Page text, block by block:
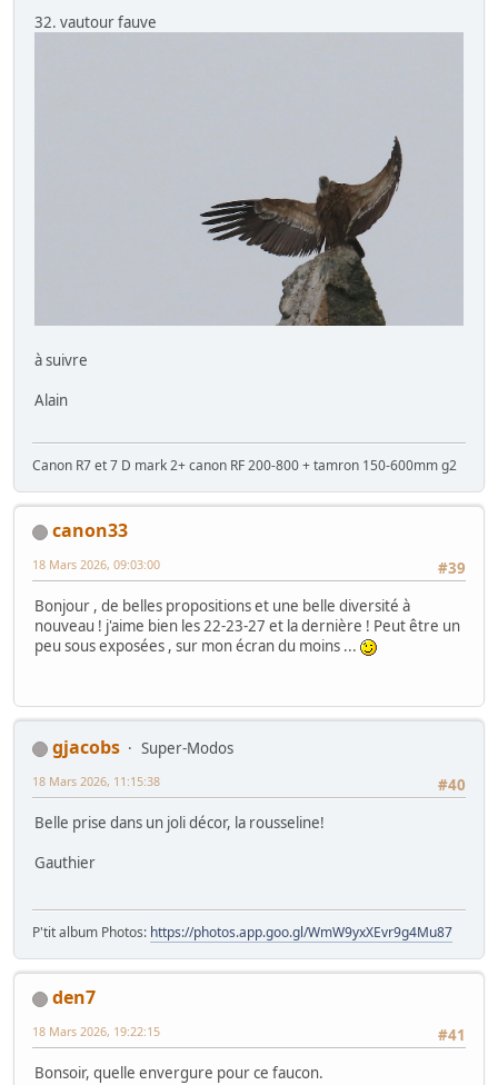
32. vautour fauve
à suivre
Alain
Canon R7 et 7 D mark 2+ canon RF 200-800 + tamron 150-600mm g2
canon33
#39
18 Mars 2026, 09:03:00
Bonjour , de belles propositions et une belle diversité à
nouveau ! j'aime bien les 22-23-27 et la dernière ! Peut être un
peu sous exposées , sur mon écran du moins ...
gjacobs
Super-Modos
#40
18 Mars 2026, 11:15:38
Belle prise dans un joli décor, la rousseline!
Gauthier
P'tit album Photos: https://photos.app.goo.gl/WmW9yxXEvr9g4Mu87
den7
#41
18 Mars 2026, 19:22:15
Bonsoir, quelle envergure pour ce faucon.